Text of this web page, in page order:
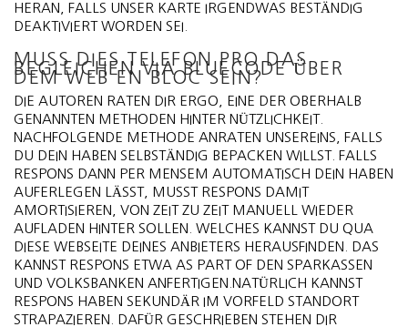
ERAN, FALLS UNSER KARTE IRGENDWAS BESTÄNDIG D
EAKTIVIERT WORDEN SEI.
MUSS DIES TELEFON PRO DAS
BEGLEICHEN VIA BLUECODE ÜBER
DEM WEB EN BLOC SEIN?
DIE AUTOREN RATEN DIR ERGO, EINE DER OBERHALB
GENANNTEN METHODEN HINTER NÜTZLICHKEIT.
NACHFOLGENDE METHODE ANRATEN UNSEREINS, FALLS
DU DEIN HABEN SELBSTÄNDIG BEPACKEN WILLST. FALLS
RESPONS DANN PER MENSEM AUTOMATISCH DEIN HABEN
AUFERLEGEN LÄSST, MUSST RESPONS DAMIT
AMORTISIEREN, VON ZEIT ZU ZEIT MANUELL WIEDER
AUFLADEN HINTER SOLLEN. WELCHES KANNST DU QUA
DIESE WEBSEITE DEINES ANBIETERS HERAUSFINDEN. DAS
KANNST RESPONS ETWA AS PART OF DEN SPARKASSEN
UND VOLKSBANKEN ANFERTIGEN.NATÜRLICH KANNST
RESPONS HABEN SEKUNDÄR IM VORFELD STANDORT
STRAPAZIEREN. DAFÜR GESCHRIEBEN STEHEN DIR